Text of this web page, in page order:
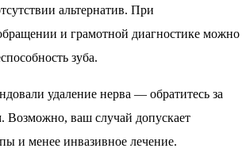
альтернатив. При
и грамотной диагностике можно
зуба.
удаление нерва — обратитесь за
Возможно, ваш случай допускает
и менее инвазивное лечение.